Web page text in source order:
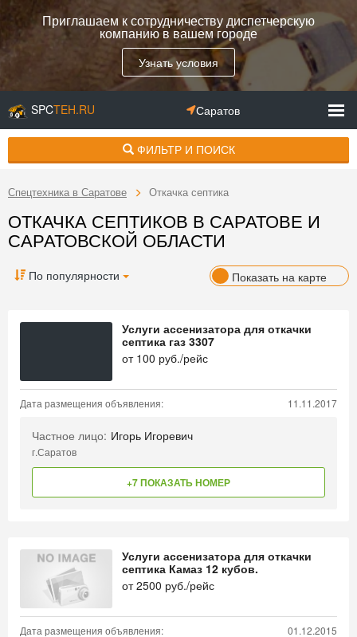
Приглашаем к сотрудничеству диспетчерскую
компанию в вашем городе
Узнать условия
SPCTEH.RU Саратов
ФИЛЬТР И ПОИСК
Спецтехника в Саратове Откачка септика
ОТКАЧКА СЕПТИКОВ В САРАТОВЕ И
САРАТОВСКОЙ ОБЛАСТИ
По популярности Показать на карте
Услуги ассенизатора для откачки
септика газ 3307
от 100 руб./рейс
Дата размещения объявления: 11.11.2017
Частное лицо: Игорь Игоревич
г.Саратов
+7 ПОКАЗАТЬ НОМЕР
Услуги ассенизатора для откачки
септика Камаз 12 кубов.
от2500 руб./рейс
Дата размещения объявления: 01.12.2015